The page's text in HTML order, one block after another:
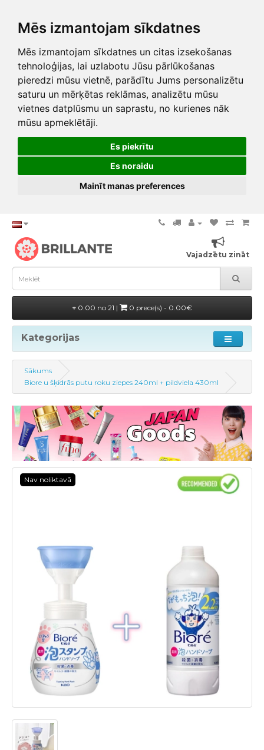
Mēs izmantojam sīkdatnes
Mēs izmantojam sīkdatnes un citas izsekošanas
tehnoloģijas, lai uzlabotu Jūsu pārlūkošanas
pieredzi mūsu vietnē, parādītu Jums personalizētu
saturu un mērķētas reklāmas, analizētu mūsu
vietnes datplūsmu un saprastu, no kurienes nāk
mūsu apmeklētāji.
Es piekrītu
Es noraidu
Mainīt manas preferences
Vajadzētu zināt
0.00 no 21 | 0 prece(s) - 0.00€
Kategorijas
Sākums
Biore u šķidrās putu roku ziepes 240ml + pildviela 430ml
Nav noliktavā